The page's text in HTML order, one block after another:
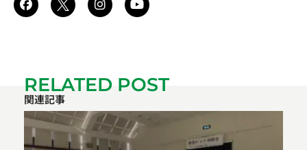
RELATED POST
関連記事